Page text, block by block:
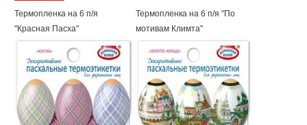
Термопленка на 6 п/я
"Красная Пасха"
Термопленка на 6 п/я "По
мотивам Климта"